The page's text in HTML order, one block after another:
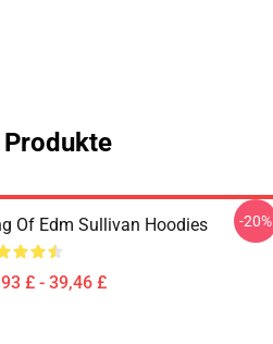
Of Edm Sullivan Hoodies
£ - 39,46 £
-20%